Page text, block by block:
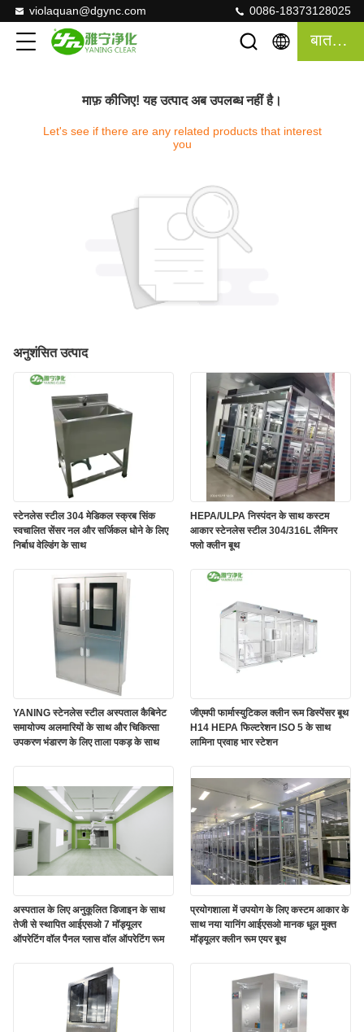
violaquan@dgync.com 0086-18373128025
बात करना
माफ़ कीजिए! यह उत्पाद अब उपलब्ध नहीं है।
Let's see if there are any related products that interest
you
अनुशंसित उत्पाद
स्टेनलेस स्टील 304 मेडिकल स्क्रब सिंक
स्वचालित सेंसर नल और सर्जिकल धोने के लिए
निर्बाध वेल्डिंग के साथ
HEPA/ULPA निस्पंदन के साथ कस्टम
आकार स्टेनलेस स्टील 304/316L लैमिनर
फ्लो क्लीन बूथ
YANING स्टेनलेस स्टील अस्पताल कैबिनेट
समायोज्य अलमारियों के साथ और चिकित्सा
उपकरण भंडारण के लिए ताला पकड़ के साथ
जीएमपी फार्मास्युटिकल क्लीन रूम डिस्पेंसर बूथ
H14 HEPA फिल्टरेशन ISO 5 के साथ
लामिना प्रवाह भार स्टेशन
अस्पताल के लिए अनुकूलित डिजाइन के साथ
तेजी से स्थापित आईएसओ 7 मॉड्यूलर
ऑपरेटिंग वॉल पैनल ग्लास वॉल ऑपरेटिंग रूम
प्रयोगशाला में उपयोग के लिए कस्टम आकार के
साथ नया यानिंग आईएसओ मानक धूल मुक्त
मॉड्यूलर क्लीन रूम एयर बूथ